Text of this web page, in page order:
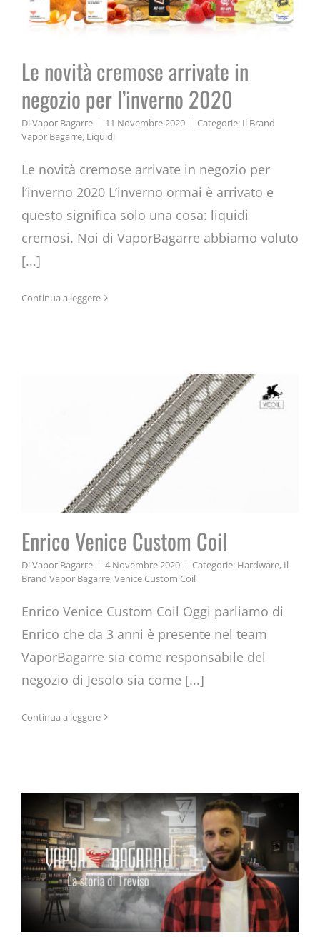
Le novità cremose arrivate in
negozio per l’inverno 2020
Di Vapor Bagarre | 11 Novembre 2020 | Categorie: Il Brand
Vapor Bagarre, Liquidi
Le novità cremose arrivate in negozio per
l’inverno 2020 L’inverno ormai è arrivato e
questo significa solo una cosa: liquidi
cremosi. Noi di VaporBagarre abbiamo voluto
[...]
Continua a leggereEnrico Venice Custom Coil
Enrico Venice Custom Coil
Di Vapor Bagarre | 4 Novembre 2020 | Categorie: Hardware, Il
Brand Vapor Bagarre,Venice Custom Coil
Enrico Venice Custom Coil Oggi parliamo di
Enrico che da 3 anni è presente nel team
VaporBagarre sia come responsabile del
negozio di Jesolo sia come [...]
Continua a leggereLa storia di Treviso